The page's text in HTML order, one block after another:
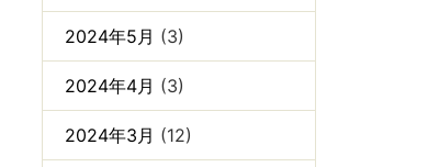
2024年5月 (3)
2024年4月 (3)
2024年3月 (12)